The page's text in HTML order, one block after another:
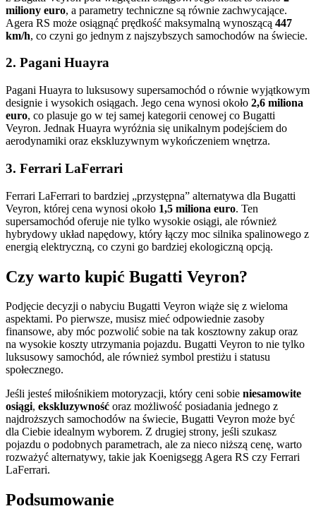
miliony euro, a parametry techniczne są równie zachwycające.
Agera RS może osiągnąć prędkość maksymalną wynoszącą 447
km/h, co czyni go jednym z najszybszych samochodów na świecie.
2. Pagani Huayra
Pagani Huayra to luksusowy supersamochód o równie wyjątkowym
designie i wysokich osiągach. Jego cena wynosi około 2,6 miliona
euro, co plasuje go w tej samej kategorii cenowej co Bugatti
Veyron. Jednak Huayra wyróżnia się unikalnym podejściem do
aerodynamiki oraz ekskluzywnym wykończeniem wnętrza.
3. Ferrari LaFerrari
Ferrari LaFerrari to bardziej „przystępna” alternatywa dla Bugatti
Veyron, której cena wynosi około 1,5 miliona euro. Ten
supersamochód oferuje nie tylko wysokie osiągi, ale również
hybrydowy układ napędowy, który łączy moc silnika spalinowego z
energią elektryczną, co czyni go bardziej ekologiczną opcją.
Czy warto kupić Bugatti Veyron?
Podjęcie decyzji o nabyciu Bugatti Veyron wiąże się z wieloma
aspektami. Po pierwsze, musisz mieć odpowiednie zasoby
finansowe, aby móc pozwolić sobie na tak kosztowny zakup oraz
na wysokie koszty utrzymania pojazdu. Bugatti Veyron to nie tylko
luksusowy samochód, ale również symbol prestiżu i statusu
społecznego.
Jeśli jesteś miłośnikiem motoryzacji, który ceni sobie niesamowite
osiągi, ekskluzywność oraz możliwość posiadania jednego z
najdroższych samochodów na świecie, Bugatti Veyron może być
dla Ciebie idealnym wyborem. Z drugiej strony, jeśli szukasz
pojazdu o podobnych parametrach, ale za nieco niższą cenę, warto
rozważyć alternatywy, takie jak Koenigsegg Agera RS czy Ferrari
LaFerrari.
Podsumowanie